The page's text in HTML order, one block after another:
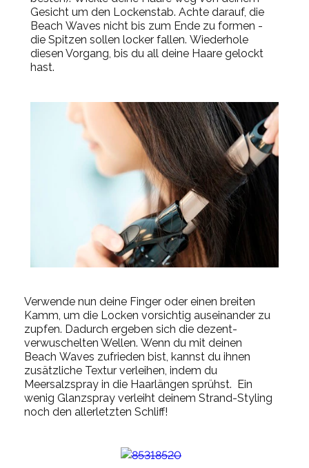
Gesicht um den Lockenstab. Achte darauf, die
Beach Waves nicht bis zum Ende zu formen -
die Spitzen sollen locker fallen. Wiederhole
diesen Vorgang, bis du all deine Haare gelockt
hast.
Verwende nun deine Finger oder einen breiten
Kamm, um die Locken vorsichtig auseinander zu
zupfen. Dadurch ergeben sich die dezent-
verwuschelten Wellen. Wenn du mit deinen
Beach Waves zufrieden bist, kannst du ihnen
zusätzliche Textur verleihen, indem du
Meersalzspray in die Haarlängen sprühst. Ein
wenig Glanzspray verleiht deinem Strand-Styling
noch den allerletzten Schliff!